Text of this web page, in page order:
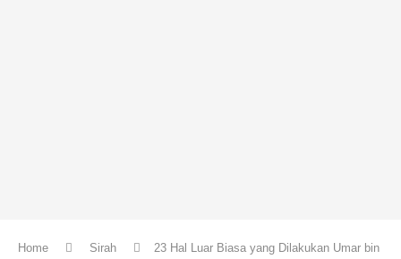
Home Sirah
23 Hal Luar Biasa yang Dilakukan Umar bin